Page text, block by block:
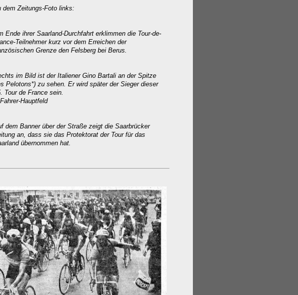
dem Zeitungs-Foto links:
Ende ihrer Saarland-Durchfahrt erklimmen die Tour-de-
Teilnehmer kurz vor dem Erreichen der
Grenze den Felsberg bei Berus.
im Bild ist der Italiener Gino Bartali an der Spitze
Pelotons*) zu sehen. Er wird später der Sieger dieser
Tour de France sein.
Hauptfeld
dem Banner über der Straße zeigt die Saarbrücker
an, dass sie das Protektorat der Tour für das
übernommen hat.